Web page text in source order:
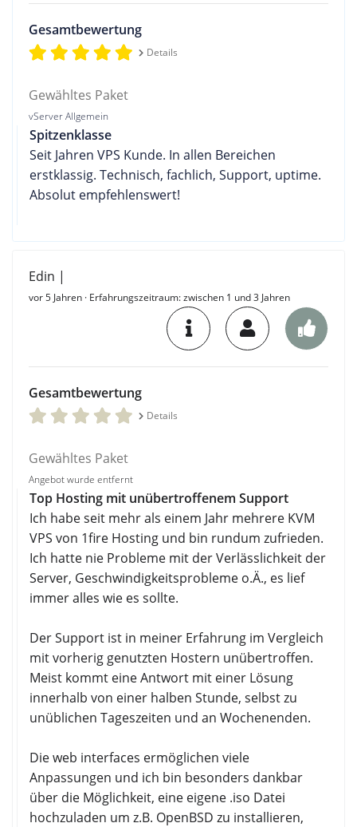
Gesamtbewertung
Details
Gewähltes Paket
vServer Allgemein
Spitzenklasse
Seit Jahren VPS Kunde. In allen Bereichen
erstklassig. Technisch, fachlich, Support, uptime.
Absolut empfehlenswert!
Edin |
vor 5 Jahren · Erfahrungszeitraum: zwischen 1 und 3 Jahren
Gesamtbewertung
Details
Gewähltes Paket
Angebot wurde entfernt
Top Hosting mit unübertroffenem Support
Ich habe seit mehr als einem Jahr mehrere KVM
VPS von 1fire Hosting und bin rundum zufrieden.
Ich hatte nie Probleme mit der Verlässlichkeit der
Server, Geschwindigkeitsprobleme o.Ä., es lief
immer alles wie es sollte.
Der Support ist in meiner Erfahrung im Vergleich
mit vorherig genutzten Hostern unübertroffen.
Meist kommt eine Antwort mit einer Lösung
innerhalb von einer halben Stunde, selbst zu
unüblichen Tageszeiten und an Wochenenden.
Die web interfaces ermöglichen viele
Anpassungen und ich bin besonders dankbar
über die Möglichkeit, eine eigene .iso Datei
hochzuladen um z.B. OpenBSD zu installieren,